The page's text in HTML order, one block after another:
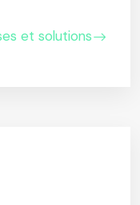
et solutions